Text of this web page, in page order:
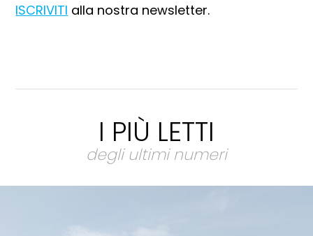
ISCRIVITI alla nostra newsletter.
I PIÙ LETTI
degli ultimi numeri